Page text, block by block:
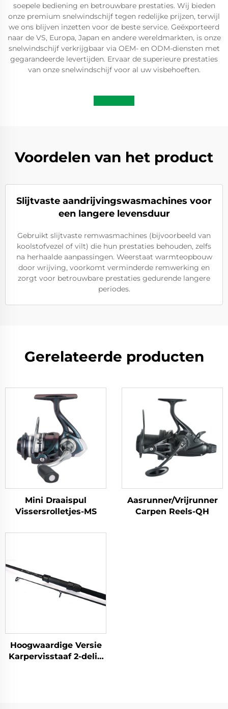
soepele bediening en betrouwbare prestaties. Wij bieden
onze premium snelwindschijf tegen redelijke prijzen, terwijl
we ons blijven inzetten voor de beste service. Geëxporteerd
naar de VS, Europa, Japan en andere wereldmarkten, is onze
snelwindschijf verkrijgbaar via OEM- en ODM-diensten met
gegarandeerde levertijden. Ervaar de superieure prestaties
van onze snelwindschijf voor al uw visbehoeften.
Voordelen van het product
Slijtvaste aandrijvingswasmachines voor
een langere levensduur
Gebruikt slijtvaste remwasmachines (bijvoorbeeld van
koolstofvezel of vilt) die hun prestaties behouden, zelfs
na herhaalde aanpassingen. Weerstaat warmteopbouw
door wrijving, voorkomt verminderde remwerking en
zorgt voor betrouwbare prestaties gedurende langere
periodes.
Gerelateerde producten
Mini Draaispul
Vissersrolletjes-MS
Aasrunner/Vrijrunner
Carpen Reels-QH
Hoogwaardige Versie
Karpervisstaaf 2-delig